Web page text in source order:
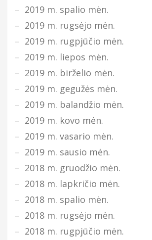
2019 m. spalio mėn.
2019 m. rugsėjo mėn.
2019 m. rugpjūčio mėn.
2019 m. liepos mėn.
2019 m. birželio mėn.
2019 m. gegužės mėn.
2019 m. balandžio mėn.
2019 m. kovo mėn.
2019 m. vasario mėn.
2019 m. sausio mėn.
2018 m. gruodžio mėn.
2018 m. lapkričio mėn.
2018 m. spalio mėn.
2018 m. rugsėjo mėn.
2018 m. rugpjūčio mėn.